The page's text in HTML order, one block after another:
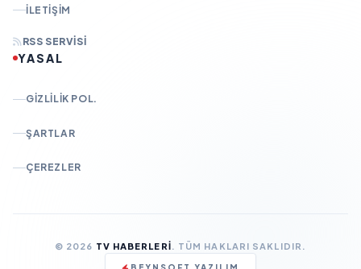
İLETIŞIM
RSS SERVISI
YASAL
GIZLILIK POL.
ŞARTLAR
ÇEREZLER
© 2026 TV HABERLERI. TÜM HAKLARI SAKLIDIR.